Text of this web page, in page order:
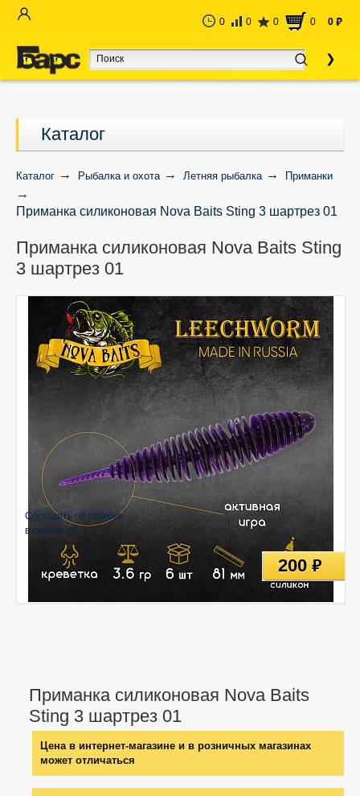
0 0 0 0 0 руб
Каталог
Каталог Рыбалка и охота Летняя рыбалка Приманки
Приманка силиконовая Nova Baits Sting 3 шартрез 01
Приманка силиконовая Nova Baits Sting
3 шартрез 01
Приманка силиконовая Nova Baits
Sting 3 шартрез 01
Цена в интернет-магазине и в розничных магазинах
может отличаться
Сообщить об ошибке
в описании
200руб